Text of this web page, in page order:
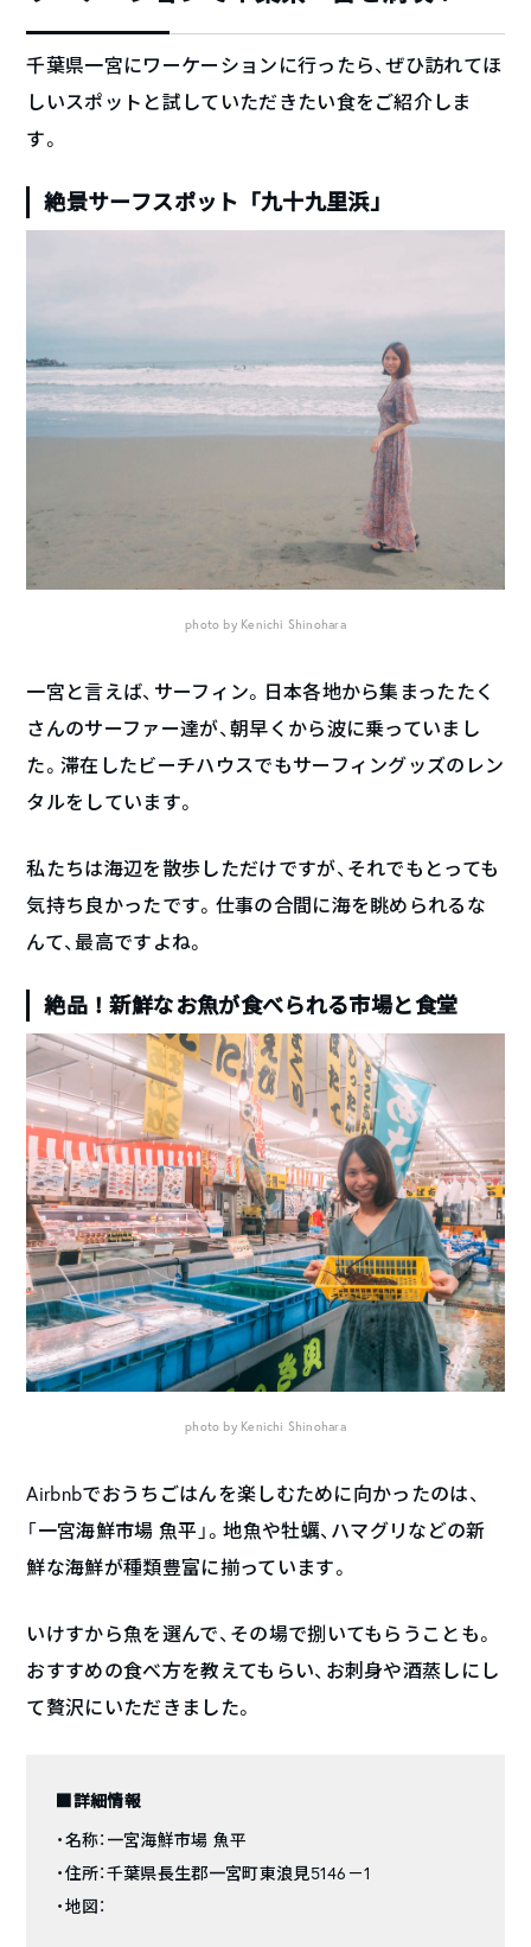
千葉県一宮にワーケーションに行ったら、ぜひ訪れてほ
しいスポットと試していただきたい食をご紹介しま
す。
絶景サーフスポット「九十九里浜」
photo by Kenichi Shinohara
一宮と言えば、サーフィン。日本各地から集まったたく
さんのサーファー達が、朝早くから波に乗っていまし
た。滞在したビーチハウスでもサーフィングッズのレン
タルをしています。
私たちは海辺を散歩しただけですが、それでもとっても
気持ち良かったです。仕事の合間に海を眺められるな
んて、最高ですよね。
絶品！新鮮なお魚が食べられる市場と食堂
photo by Kenichi Shinohara
Airbnbでおうちごはんを楽しむために向かったのは、
「一宮海鮮市場 魚平」。地魚や牡蠣、ハマグリなどの新
鮮な海鮮が種類豊富に揃っています。
いけすから魚を選んで、その場で捌いてもらうことも。
おすすめの食べ方を教えてもらい、お刺身や酒蒸しにし
て贅沢にいただきました。
■詳細情報
・名称：一宮海鮮市場 魚平
・住所：千葉県長生郡一宮町東浪見5146－1
・地図：